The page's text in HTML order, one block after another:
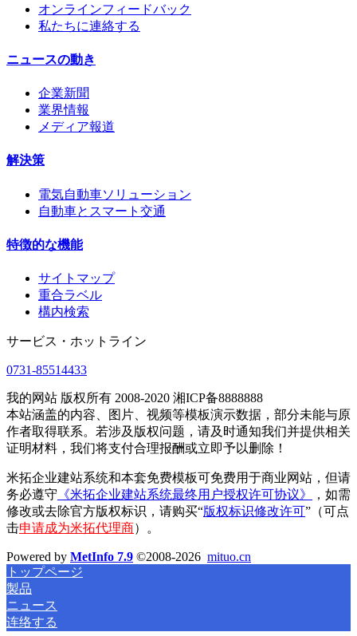
オンラインフィードバック
私たちに連絡する
ニュースの動き
企業新聞
業界情報
メディア報道
解決策
電気自動車ソリューション
自動車とスマート交通
特徴的な機能
サイトマップ
重合ラベル
構内検索
サービス・ホットライン
0731-85514433
我的网站 版权所有 2008-2020 湘ICP备8888888
本站涵盖的内容、图片、视频等模板演示数据，部分未能与原
作者取得联系。若涉及版权问题，请及时通知我们并提供相关
证明材料，我们将支付合理报酬或立即予以删除！
米拓企业建站系统和本套免费模板可免费用于商业网站，但请
务必遵守 《米拓企业建站系统最终用户授权许可协议》
，如需
修改或去除官方版权标识，请购买“版权标识修改许可”（可点
击申请成为米拓代理商）。
Powered by MetInfo 7.9 ©2008-2026 mituo.cn
トップページ
製品
ニュース
连络する